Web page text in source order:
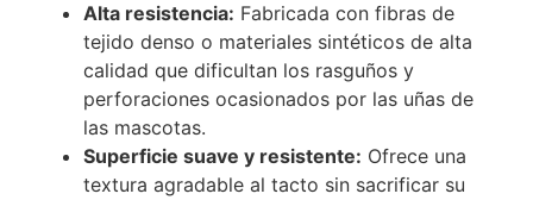
Alta resistencia: Fabricada con fibras de
tejido denso o materiales sintéticos de alta
calidad que dificultan los rasguños y
perforaciones ocasionados por las uñas de
las mascotas.
Superficie suave y resistente: Ofrece una
textura agradable al tacto sin sacrificar su